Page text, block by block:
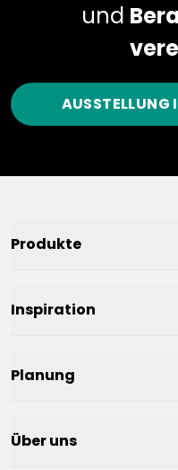
und
AUSSTELLUNG
Produkte
Inspiration
Planung
Über uns